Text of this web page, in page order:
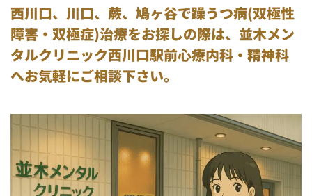
西川口、川口、蕨、鳩ヶ谷で躁うつ病(双極性
障害・双極症)治療をお探しの際は、並木メン
タルクリニック西川口駅前心療内科・精神科
へお気軽にご相談下さい。